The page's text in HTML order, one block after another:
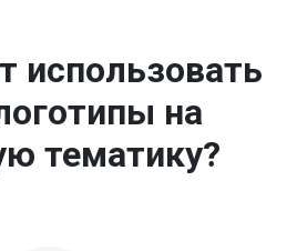
использовать
на
тематику?